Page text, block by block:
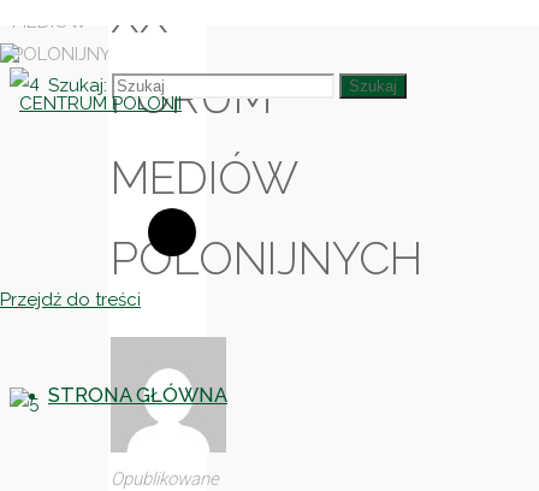
Szukaj: Szukaj
Kultury,
Rekreacji
Przejdź do treści
STRONA GŁÓWNA
MEDIÓW
POLONIJNYCH
XX
FORUM
MEDIÓW
POLONIJNYCH
Opublikowane